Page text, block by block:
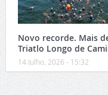
Novo recorde. Mais
Triatlo Longo de
14 Julho, 2026 - 15:32